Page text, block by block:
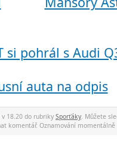
si pohrál s Audi
auta na odpis
18.20 do rubriky Sporťáky . Můžete
komentář. Oznamování